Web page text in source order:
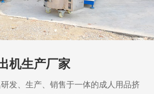
机生产厂家
发、生产、销售于一体的成人用品挤